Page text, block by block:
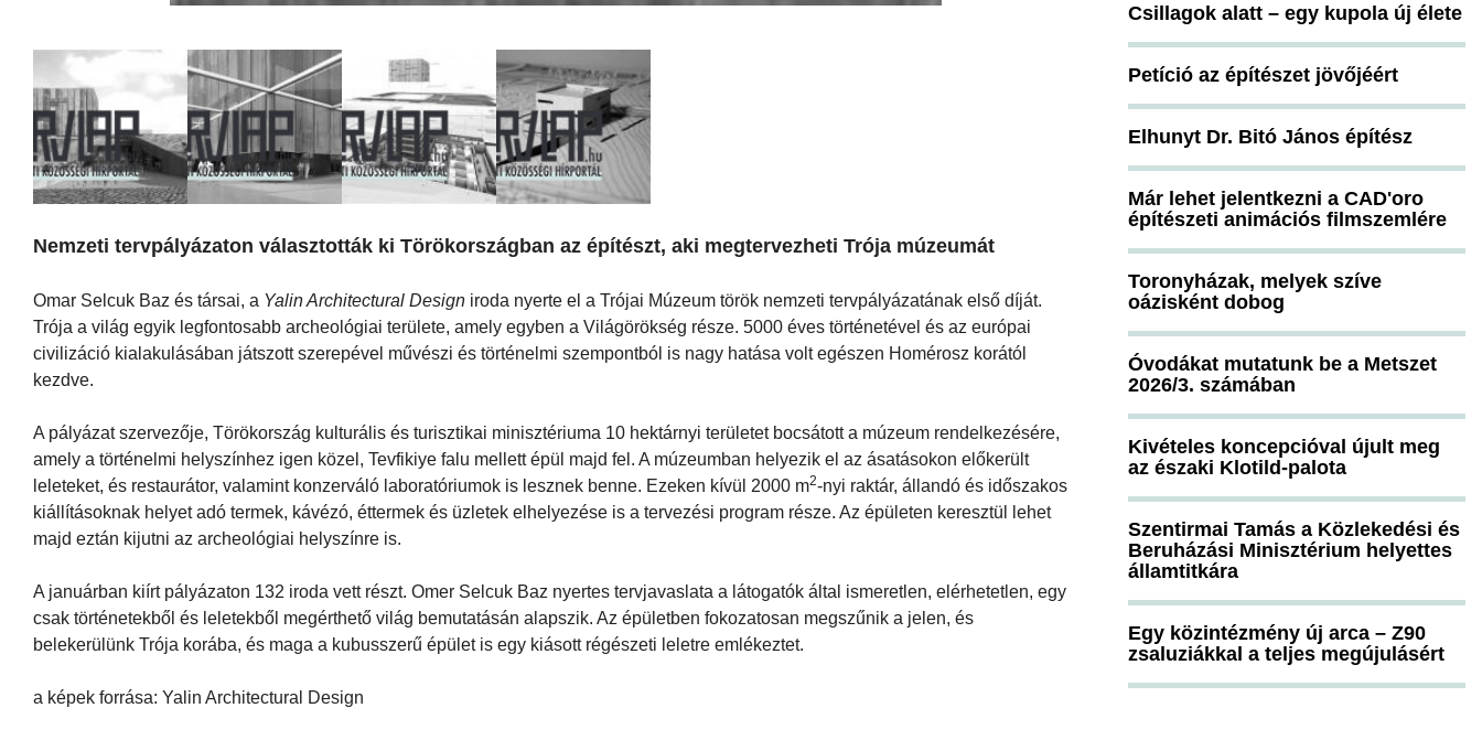
Nemzeti tervpályázaton választották ki Törökországban az építészt, aki megtervezheti Trója múzeumát
Omar Selcuk Baz és társai, a Yalin Architectural Design iroda nyerte el a Trójai Múzeum török nemzeti tervpályázatának első díját.
Trója a világ egyik legfontosabb archeológiai területe, amely egyben a Világörökség része. 5000 éves történetével és az európai
civilizáció kialakulásában játszott szerepével művészi és történelmi szempontból is nagy hatása volt egészen Homérosz korától
kezdve.
A pályázat szervezője, Törökország kulturális és turisztikai minisztériuma 10 hektárnyi területet bocsátott a múzeum rendelkezésére,
amely a történelmi helyszínhez igen közel, Tevfikiye falu mellett épül majd fel. A múzeumban helyezik el az ásatásokon előkerült
leleteket, és restaurátor, valamint konzerváló laboratóriumok is lesznek benne. Ezeken kívül 2000 m2-nyi raktár, állandó és időszakos
kiállításoknak helyet adó termek, kávézó, éttermek és üzletek elhelyezése is a tervezési program része. Az épületen keresztül lehet
majd eztán kijutni az archeológiai helyszínre is.
A januárban kiírt pályázaton 132 iroda vett részt. Omer Selcuk Baz nyertes tervjavaslata a látogatók által ismeretlen, elérhetetlen, egy
csak történetekből és leletekből megérthető világ bemutatásán alapszik. Az épületben fokozatosan megszűnik a jelen, és
belekerülünk Trója korába, és maga a kubusszerű épület is egy kiásott régészeti leletre emlékeztet.
a képek forrása: Yalin Architectural Design
Csillagok alatt – egy kupola új élete
Petíció az építészet jövőjéért
Elhunyt Dr. Bitó János építész
Már lehet jelentkezni a CAD'oro
építészeti animációs filmszemlére
Toronyházak, melyek szíve
oázisként dobog
Óvodákat mutatunk be a Metszet
2026/3. számában
Kivételes koncepcióval újult meg
az északi Klotild-palota
Szentirmai Tamás a Közlekedési és
Beruházási Minisztérium helyettes
államtitkára
Egy közintézmény új arca – Z90
zsaluziákkal a teljes megújulásért